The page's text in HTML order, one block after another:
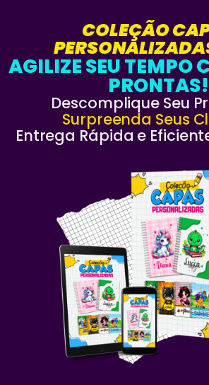
COLEÇÃO
AGILIZE SEU TEMPO
PRONTAS!
Descomplique Seu
Surpreenda Seus
Entrega Rápida e